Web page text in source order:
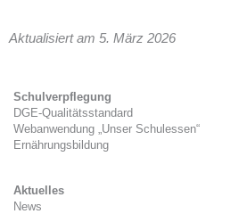
Aktualisiert am 5. März 2026
Schulverpflegung
DGE-Qualitätsstandard
Webanwendung „Unser Schulessen“
Ernährungsbildung
Aktuelles
News